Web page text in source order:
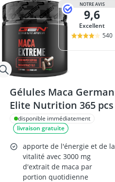
NOTRE AVIS
9,6
Excellent
540
Gélules Maca German
Elite Nutrition 365 pcs
disponible immédiatement
livraison gratuite
apporte de l'énergie et de la
vitalité avec 3000 mg
d'extrait de maca par
portion quotidienne